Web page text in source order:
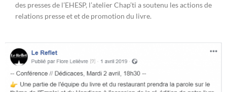
des presses de l’EHESP, l’atelier Chap’ti a soutenu les actions de
relations presse et et de promotion du livre.